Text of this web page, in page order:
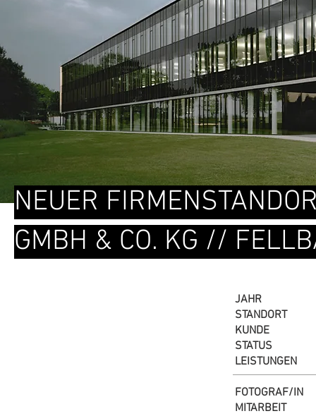
NEUER
GMBH & CO. KG //
JAHR
STANDORT
KUNDE
STATUS
LEISTUNGEN
FOTOGRAF/IN
MITARBEIT